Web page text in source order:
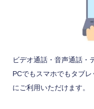
ビデオ通話・音声通話・
PCでもスマホでもタブ
にご利用いただけます。